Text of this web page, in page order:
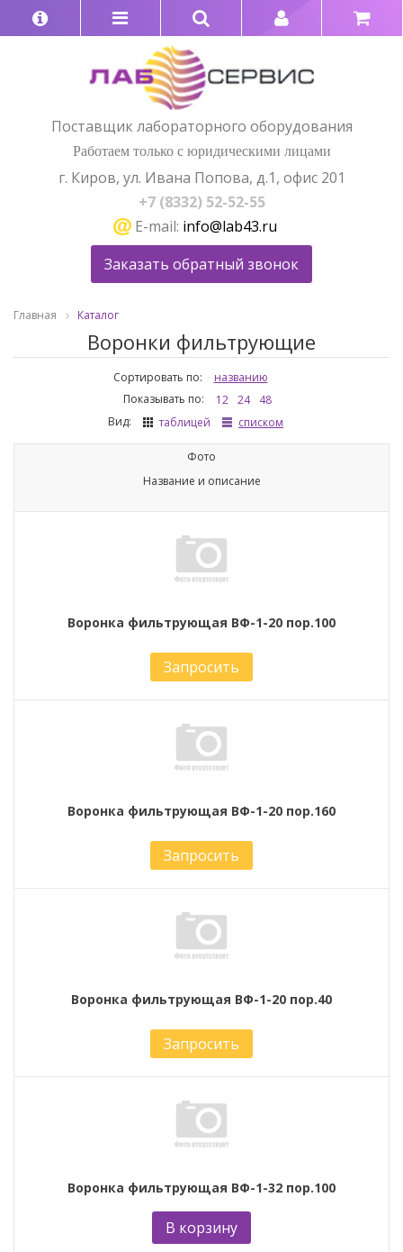
Поставщик лабораторного оборудования
Работаем только с юридическими лицами
г. Киров, ул. Ивана Попова, д.1, офис 201
+7 (8332) 52-52-55
E-mail: info@lab43.ru
Заказать обратный звонок
Главная Каталог
Воронки фильтрующие
Сортировать по:
названию
Показывать по:
12 24
48
Вид:
таблицей списком
Фото
Название и описание
Воронка фильтрующая ВФ-1-20 пор.100
Запросить
Воронка фильтрующая ВФ-1-20 пор.160
Запросить
Воронка фильтрующая ВФ-1-20 пор.40
Запросить
Воронка фильтрующая ВФ-1-32 пор.100
В корзину